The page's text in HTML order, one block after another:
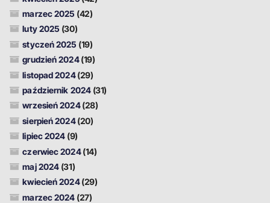
marzec 2025 (42)
luty 2025 (30)
styczeń 2025 (19)
grudzień 2024(19)
listopad 2024(29)
październik 2024(31)
wrzesień 2024(28)
sierpień 2024(20)
lipiec 2024 (9)
czerwiec 2024(14)
maj 2024 (31)
kwiecień 2024(29)
marzec 2024 (27)